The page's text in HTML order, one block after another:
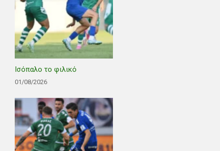
Ισόπαλο το φιλικό
01/08/2026